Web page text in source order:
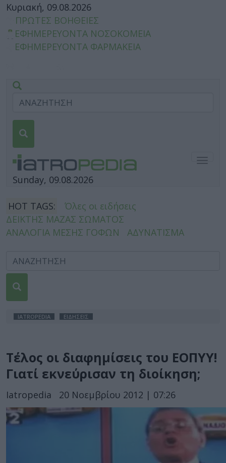
Κυριακή, 09.08.2026
ΠΡΩΤΕΣ ΒΟΗΘΕΙΕΣ
ΕΦΗΜΕΡΕΥΟΝΤΑ ΝΟΣΟΚΟΜΕΙΑ
ΕΦΗΜΕΡΕΥΟΝΤΑ ΦΑΡΜΑΚΕΙΑ
Sunday, 09.08.2026
HOT TAGS:
Όλες οι ειδήσεις
ΔΕΙΚΤΗΣ ΜΑΖΑΣ ΣΩΜΑΤΟΣ
ΑΝΑΛΟΓΙΑ ΜΕΣΗΣ ΓΟΦΩΝ
ΑΔΥΝΑΤΙΣΜΑ
IATROPEDIA ΕΙΔΗΣΕΙΣ
Τέλος οι διαφημίσεις του ΕΟΠΥΥ!
Γιατί εκνεύρισαν τη διοίκηση;
Iatropedia 20 Νοεμβρίου 2012 | 07:26